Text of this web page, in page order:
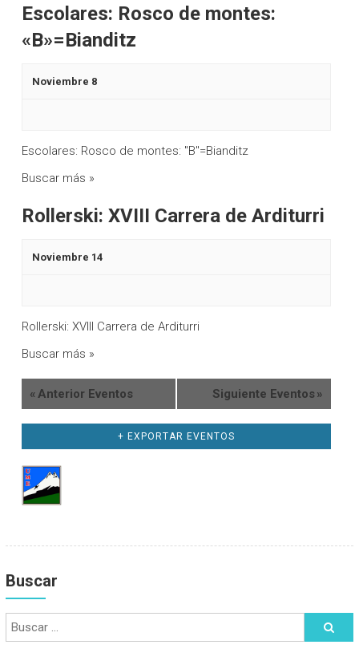
Escolares: Rosco de montes:
«B»=Bianditz
Noviembre 8
Escolares: Rosco de montes: "B"=Bianditz
Buscar más »
Rollerski: XVIII Carrera de Arditurri
Noviembre 14
Rollerski: XVIII Carrera de Arditurri
Buscar más »
« Anterior Eventos Siguiente Eventos »
+ EXPORTAR EVENTOS
Buscar